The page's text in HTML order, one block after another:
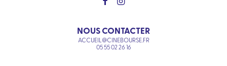
NOUS CONTACTER
ACCUEIL@CINEBOURSE.FR
05 55 02 26 16